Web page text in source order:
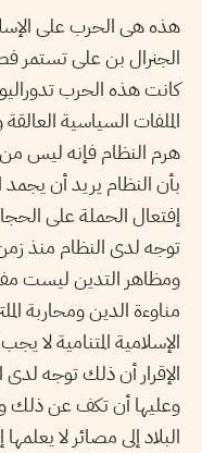
هذه هى الحرب على
الجنرال بن على تستمر
كانت هذه الحرب
الملفات السياسية
هرم النظام فإنه ليس من
بأن النظام يريد أن يجمد
إفتعال الحملة على
توجه لدى النظام منذ
ومظاهر التدين ليست
مناوءة الدين ومحاربة
الإسلامية المتنامية لا
الإقرار أن ذلك توجه
وعليها أن تكف عن ذلك
البلاد إلى مصائر لا يعلمها